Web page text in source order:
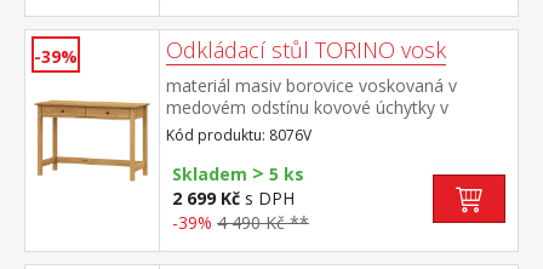
-39% Odkládací stůl TORINO vosk
materiál masiv borovice voskovaná v
medovém odstínu kovové úchytky v
barevném provedení černěná mosaz dvě
zásuvky s kovovými pojezdy
Kód produktu: 8076V
Skladem > 5 ks
2 699 Kč s DPH
-39% 4 490 Kč **